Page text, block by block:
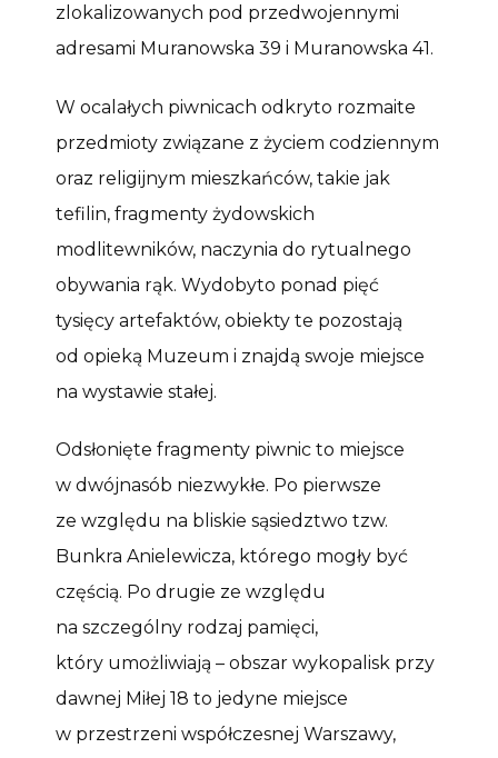
zlokalizowanych pod przedwojennymi
adresami Muranowska 39 i Muranowska 41.
W ocalałych piwnicach odkryto rozmaite
przedmioty związane z życiem codziennym
oraz religijnym mieszkańców, takie jak
tefilin, fragmenty żydowskich
modlitewników, naczynia do rytualnego
obywania rąk. Wydobyto ponad pięć
tysięcy artefaktów, obiekty te pozostają
od opieką Muzeum i znajdą swoje miejsce
na wystawie stałej.
Odsłonięte fragmenty piwnic to miejsce
w dwójnasób niezwykłe. Po pierwsze
ze względu na bliskie sąsiedztwo tzw.
Bunkra Anielewicza, którego mogły być
częścią. Po drugie ze względu
na szczególny rodzaj pamięci,
który umożliwiają – obszar wykopalisk przy
dawnej Miłej 18 to jedyne miejsce
w przestrzeni współczesnej Warszawy,